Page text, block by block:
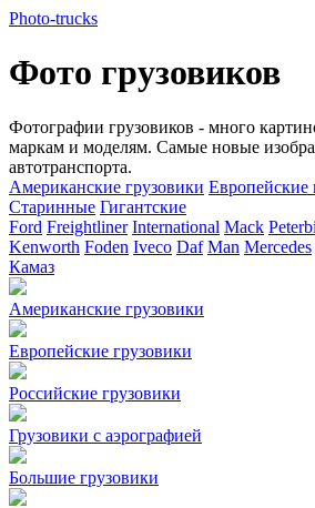
Photo-trucks
Фото грузовиков
Фотографии грузовиков - много
маркам и моделям. Самые новые
автотранспорта.
Американские грузовики Европейские
Старинные Гигантские
Ford Freightliner International Mack
Kenworth Foden Iveco Daf Man Mercedes
Камаз
Американские грузовики
Европейские грузовики
Российские грузовики
Грузовики с аэрографией
Большие грузовики